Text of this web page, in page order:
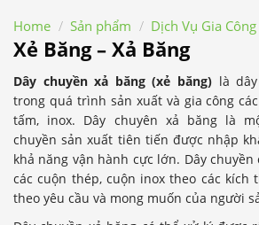
Home / Sản phẩm / Dịch Vụ Gia Công
Xẻ Băng – Xả Băng
Dây chuyền xả băng (xẻ băng) là
trong quá trình sản xuất và gia công
tấm, inox. Dây chuyên xả băng là
chuyền sản xuất tiên tiến được nhập
khả năng vận hành cực lớn. Dây chuyền
các cuộn thép, cuộn inox theo các kích
theo yêu cầu và mong muốn của người